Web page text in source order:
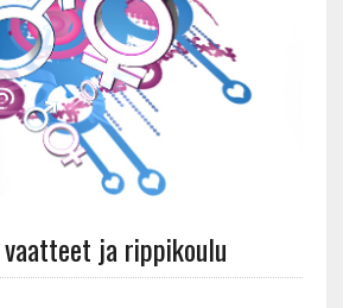
ja rippikoulu